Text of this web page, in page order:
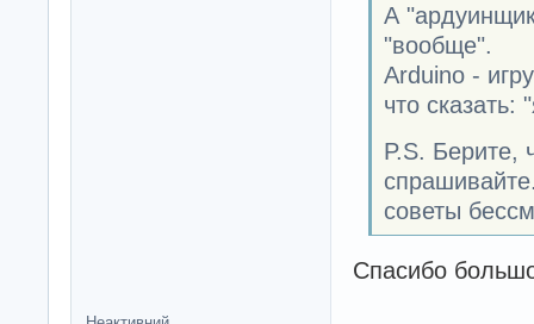
А
"вообще".
Arduino -
что
P.S. Берите,
советы
Спасибо